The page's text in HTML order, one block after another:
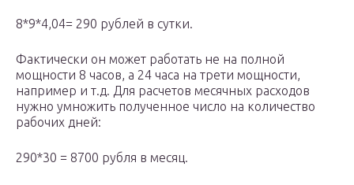
8*9*4,04= 290 рублей в сутки.
Фактически он может работать не на полной
мощности 8 часов, а 24 часа на трети мощности,
например и т.д. Для расчетов месячных расходов
нужно умножить полученное число на количество
рабочих дней:
290*30 = 8700 рубля в месяц.